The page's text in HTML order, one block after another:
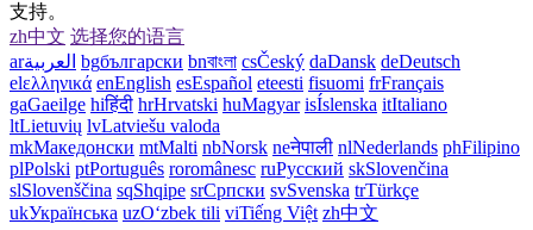
支持。
zh中文 选择您的语言
arالعربية bgбългарски bnবাংলা csČeský daDansk deDeutsch
elελληνικά enEnglish esEspañol eteesti fisuomi frFrançais
gaGaeilge hiहिंदी hrHrvatski huMagyar isÍslenska itItaliano
ltLietuvių lvLatviešu valoda
mkМакедонски mtMalti nbNorsk neनेपाली nlNederlands phFilipino
plPolski ptPortuguês roromânesc ruРусский skSlovenčina
slSlovenščina sqShqipe srСрпски svSvenska trTürkçe
ukУкраїнська uzOʻzbek tili viTiếng Việt zh中文